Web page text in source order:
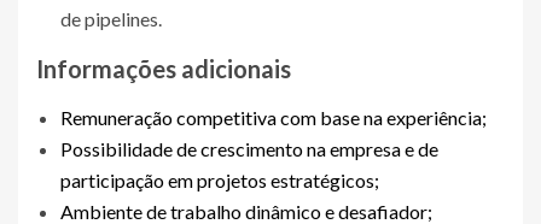
de pipelines.
Informações adicionais
Remuneração competitiva com base na experiência;
Possibilidade de crescimento na empresa e de
participação em projetos estratégicos;
Ambiente de trabalho dinâmico e desafiador;